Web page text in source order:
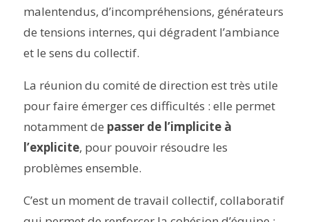
malentendus, d’incompréhensions, générateurs
de tensions internes, qui dégradent l’ambiance
et le sens du collectif.
La réunion du comité de direction est très utile
pour faire émerger ces difficultés : elle permet
notamment de passer de l’implicite à
l’explicite, pour pouvoir résoudre les
problèmes ensemble.
C’est un moment de travail collectif, collaboratif